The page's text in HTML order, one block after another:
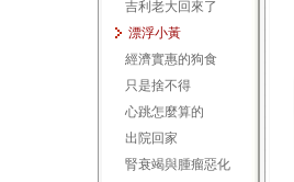
吉利老大回來了
漂浮小黃
經濟實惠的狗食
只是捨不得
心跳怎麼算的
出院回家
腎衰竭與腫瘤惡化